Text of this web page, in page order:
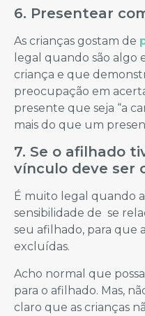
6. Presentear
As crianças gostam de
legal quando são algo
criança e que
preocupação em
presente que seja “a
mais do que um
7. Se o afilhado
vínculo deve ser
É muito legal quando
sensibilidade de se
seu afilhado, para que
excluídas.
Acho normal que
para o afilhado. Mas,
claro que as crianças